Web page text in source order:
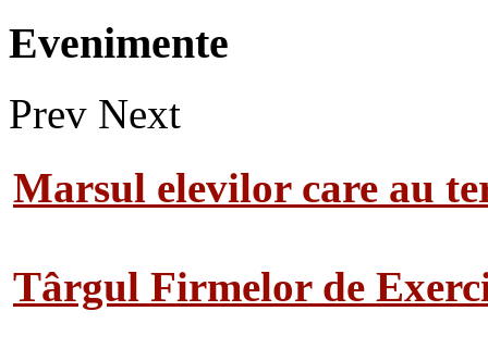
Evenimente
Prev Next
Marsul elevilor care au
Târgul Firmelor de